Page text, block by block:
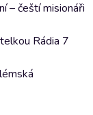
– čeští misionáři
Rádia 7